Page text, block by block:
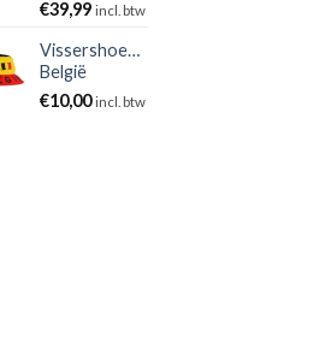
€39,99 incl. btw
Vissershoedje
België
€10,00 incl. btw